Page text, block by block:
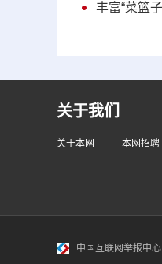
丰富“菜篮
关于我们
关于本网 本网招聘
中国互联网举报中心